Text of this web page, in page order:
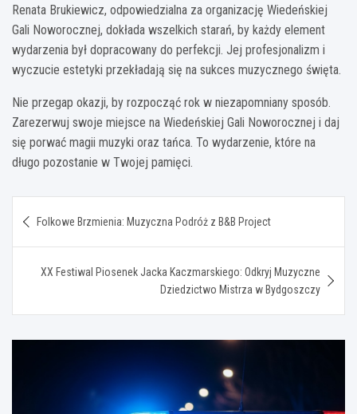
Renata Brukiewicz, odpowiedzialna za organizację Wiedeńskiej
Gali Noworocznej, dokłada wszelkich starań, by każdy element
wydarzenia był dopracowany do perfekcji. Jej profesjonalizm i
wyczucie estetyki przekładają się na sukces muzycznego święta.
Nie przegap okazji, by rozpocząć rok w niezapomniany sposób.
Zarezerwuj swoje miejsce na Wiedeńskiej Gali Noworocznej i daj
się porwać magii muzyki oraz tańca. To wydarzenie, które na
długo pozostanie w Twojej pamięci.
wpisu
Folkowe Brzmienia: Muzyczna Podróż z B&B Project
XX Festiwal Piosenek Jacka Kaczmarskiego: Odkryj Muzyczne
Dziedzictwo Mistrza w Bydgoszczy